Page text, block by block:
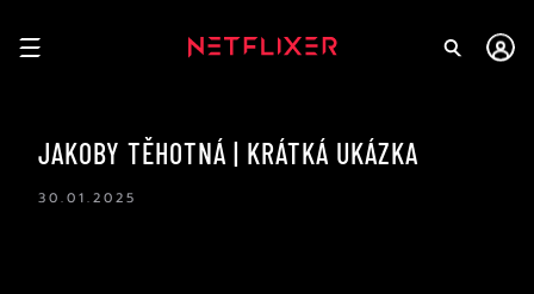
JAKOBY TĚHOTNÁ | KRÁTKÁ UKÁZKA
30.01.2025